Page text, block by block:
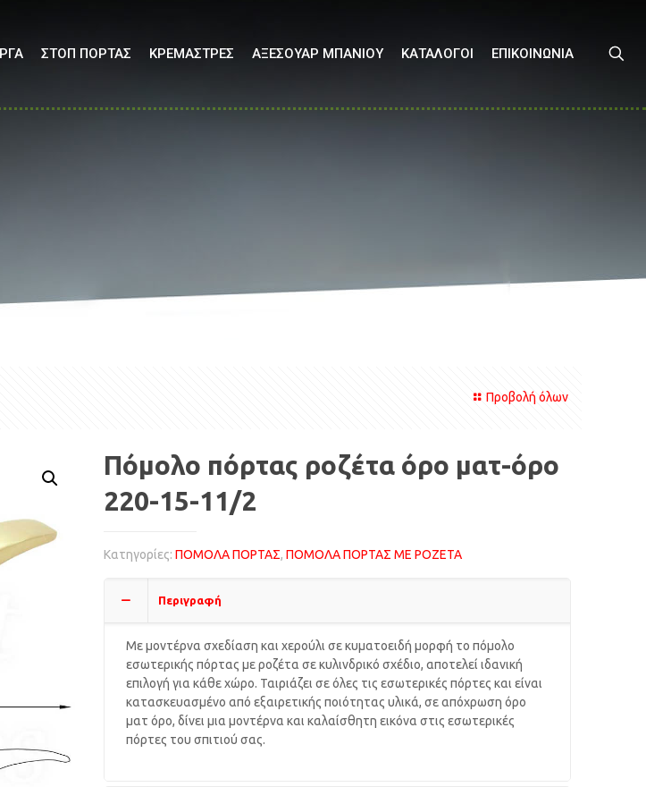
ΣΤΟΠ ΠΟΡΤΑΣ ΚΡΕΜΑΣΤΡΕΣ ΑΞΕΣΟΥΑΡ ΜΠΑΝΙΟΥ ΚΑΤΑΛΟΓΟΙ ΕΠΙΚΟΙΝΩΝΙΑ
Προβολή όλων
Πόμολο πόρτας ροζέτα όρο ματ-όρο
220-15-11/2
Κατηγορίες: ΠΟΜΟΛΑ ΠΟΡΤΑΣ, ΠΟΜΟΛΑ ΠΟΡΤΑΣ ΜΕ ΡΟΖΕΤΑ
Περιγραφή
Με μοντέρνα σχεδίαση και χερούλι σε κυματοειδή μορφή το πόμολο
εσωτερικής πόρτας με ροζέτα σε κυλινδρικό σχέδιο, αποτελεί ιδανική
επιλογή για κάθε χώρο. Ταιριάζει σε όλες τις εσωτερικές πόρτες και είναι
κατασκευασμένο από εξαιρετικής ποιότητας υλικά, σε απόχρωση όρο
ματ όρο, δίνει μια μοντέρνα και καλαίσθητη εικόνα στις εσωτερικές
πόρτες του σπιτιού σας.